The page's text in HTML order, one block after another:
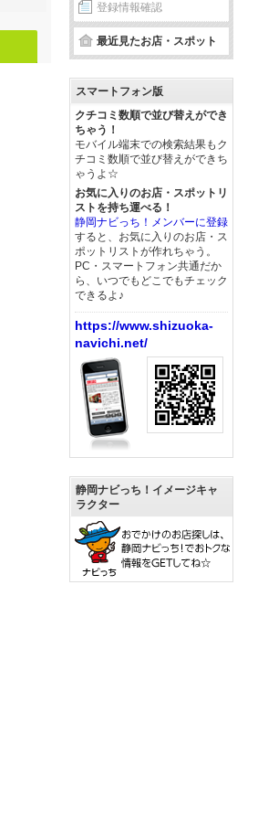
登録情報確認
最近見たお店・スポット
スマートフォン版
クチコミ数順で並び替えができ
ちゃう！
モバイル端末での検索結果もク
チコミ数順で並び替えができち
ゃうよ☆
お気に入りのお店・スポットリ
ストを持ち運べる！
静岡ナビっち！メンバーに登録
すると、お気に入りのお店・ス
ポットリストが作れちゃう。
PC・スマートフォン共通だか
ら、いつでもどこでもチェック
できるよ♪
https://www.shizuoka-
navichi.net/
静岡ナビっち！イメージキャ
ラクター